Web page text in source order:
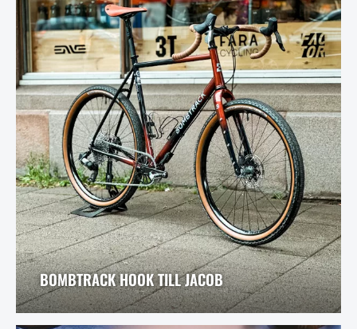
BOMBTRACK HOOK TILL JACOB